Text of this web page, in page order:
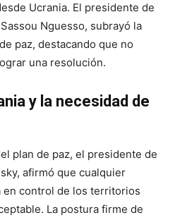
Ucrania. El presidente de
Nguesso, subrayó la
paz, destacando que no
una resolución.
y la necesidad de
plan de paz, el presidente de
afirmó que cualquier
en control de los territorios
La postura firme de